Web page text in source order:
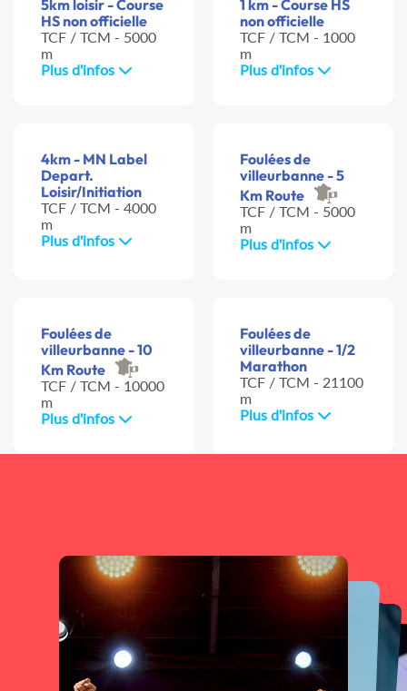
5km loisir - Course
HS non officielle
TCF / TCM - 5000
m
Plus d'infos
1 km - Course HS
non officielle
TCF / TCM - 1000
m
Plus d'infos
4km - MN Label
Depart.
Loisir/Initiation
TCF / TCM - 4000
m
Plus d'infos
Foulées de
villeurbanne - 5
Km Route
TCF / TCM - 5000
m
Plus d'infos
Foulées de
villeurbanne - 10
Km Route
TCF / TCM - 10000
m
Plus d'infos
Foulées de
villeurbanne - 1/2
Marathon
TCF / TCM - 21100
m
Plus d'infos